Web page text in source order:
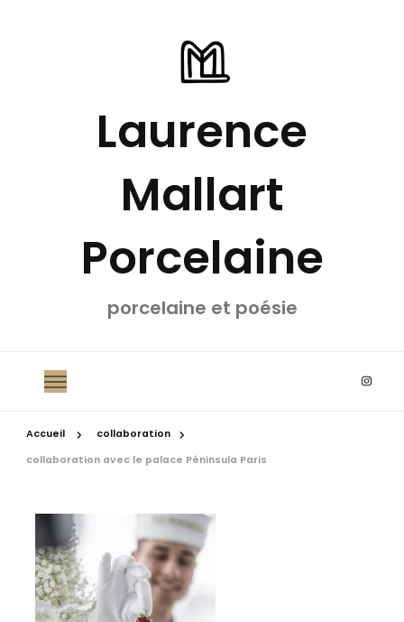
Laurence
Mallart
Porcelaine
porcelaine et poésie
Accueil
collaboration
collaboration avec le palace Péninsula Paris